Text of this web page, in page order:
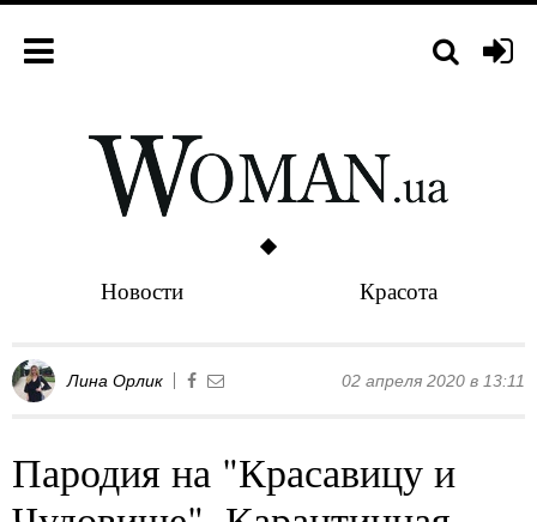
Новости Красота
Лина Орлик 02 апреля 2020 в 13:11
Пародия на "Красавицу и